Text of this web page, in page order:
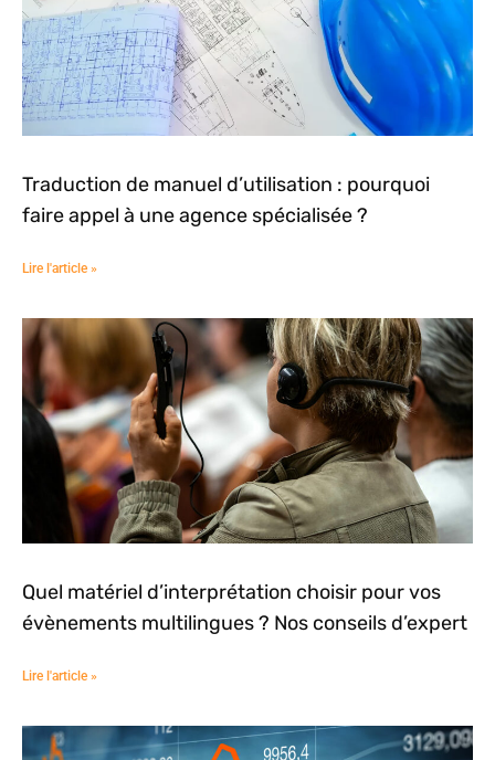
Traduction de manuel d’utilisation : pourquoi
faire appel à une agence spécialisée ?
Lire l'article »
Quel matériel d’interprétation choisir pour vos
évènements multilingues ? Nos conseils d’expert
Lire l'article »